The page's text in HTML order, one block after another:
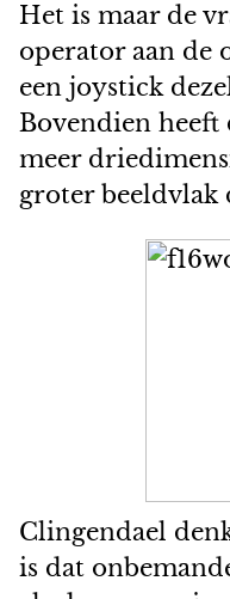
Het is maar de
operator aan de
een joystick
Bovendien
meer
groter beeldvlak
Clingendael
is dat